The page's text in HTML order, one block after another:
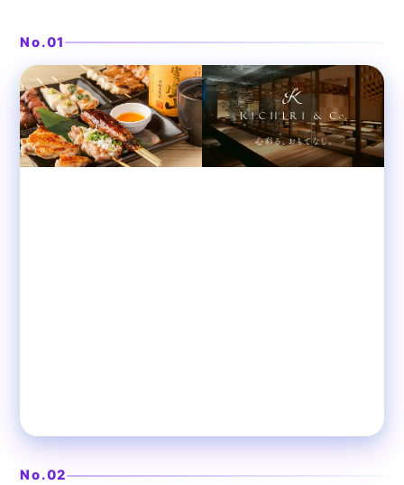
No.01
大井町 居酒屋
昭和浪漫 大井町
No.02
くいもの屋 わん 阪急大井町ガ
ーデン店